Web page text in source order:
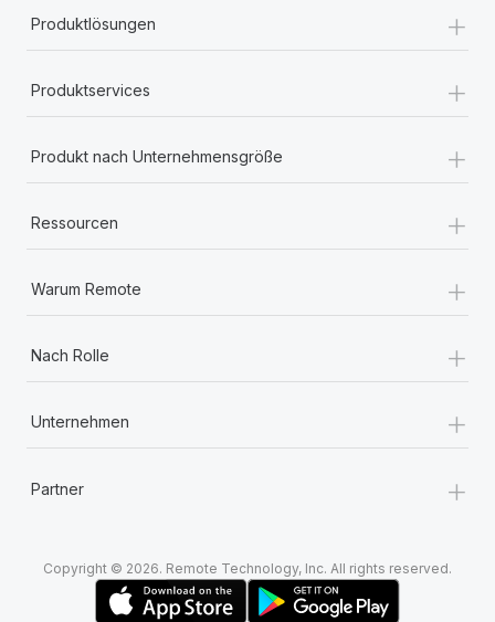
Produktlösungen +
Produktservices +
Produkt nach Unternehmensgröße +
Ressourcen +
Warum Remote +
Nach Rolle +
Unternehmen +
Partner +
Copyright © 2026. Remote Technology, Inc. All rights reserved.